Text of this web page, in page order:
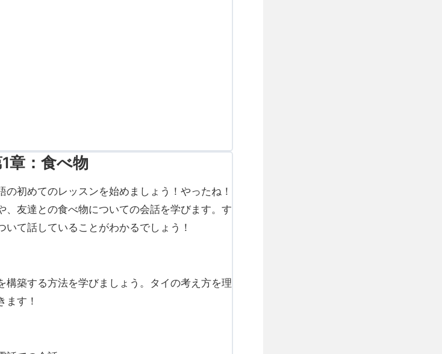
章：食べ物
初めてのレッスンを始めましょう！やったね！
、友達との食べ物についての会話を学びます。す
いて話していることがわかるでしょう！
構築する方法を学びましょう。タイの考え方を理
ます！